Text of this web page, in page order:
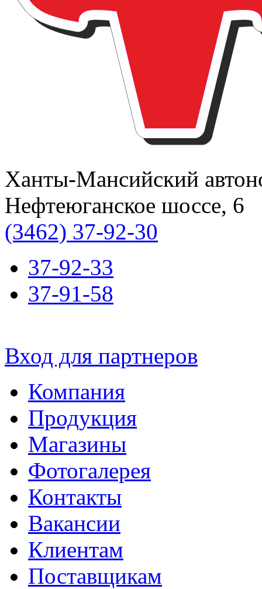
Ханты-Мансийский
Нефтеюганское шоссе, 6
(3462) 37-92-30
37-92-33
37-91-58
Вход для партнеров
Компания
Продукция
Магазины
Фотогалерея
Контакты
Вакансии
Клиентам
Поставщикам